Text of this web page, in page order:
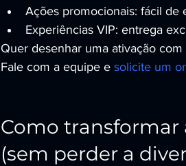
Ações promocionais: fácil de
Experiências VIP: entrega
Quer desenhar uma ativação
Fale com a equipe e solicite um
Como transformar
(sem perder a